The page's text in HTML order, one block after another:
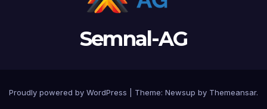
Semnal-AG
Proudly powered by WordPress Theme: Newsup by Themeansar.